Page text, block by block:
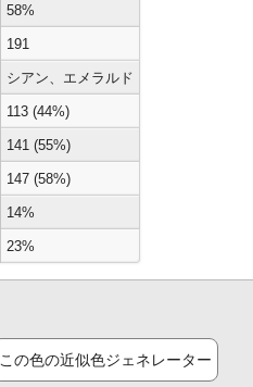
58%
191
シアン、エメラルド
113 (44%)
141 (55%)
147 (58%)
14%
23%
この色の近似色ジェネレーター